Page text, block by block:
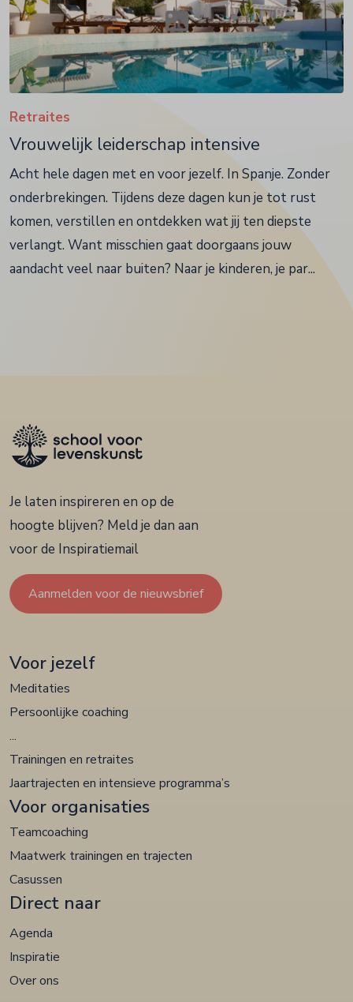
Retraites
Vrouwelijk leiderschap intensive
Acht hele dagen met en voor jezelf. In Spanje. Zonder
onderbrekingen. Tijdens deze dagen kun je tot rust
komen, verstillen en ontdekken wat jij ten diepste
verlangt. Want misschien gaat doorgaans jouw
aandacht veel naar buiten? Naar je kinderen, je par...
Je laten inspireren en op de
hoogte blijven? Meld je dan aan
voor de Inspiratiemail
Aanmelden voor de nieuwsbrief
Voor jezelf
Meditaties
Persoonlijke coaching
...
Trainingen en retraites
Jaartrajecten en intensieve programma’s
Voor organisaties
Teamcoaching
Maatwerk trainingen en trajecten
Casussen
Direct naar
Agenda
Inspiratie
Over ons